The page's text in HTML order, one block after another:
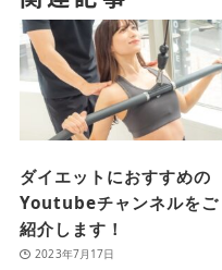
ダイエットにおすすめの
Youtubeチャンネルをご
紹介します！
2023年7月17日